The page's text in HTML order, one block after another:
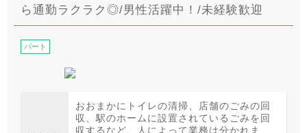
ら通勤ラクラク◎/男性活躍中！/未経験歓迎
パート
おおまかにトイレの清掃、店舗のごみの回
収、駅のホームに設置されているごみを回
収するなど、人によって業務は分かれま